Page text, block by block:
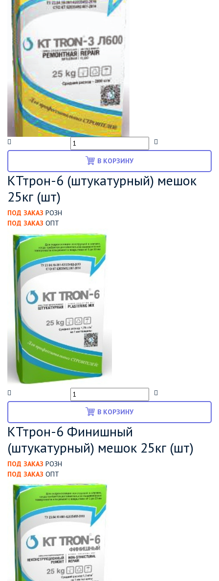
В КОРЗИНУ
КТтрон-6 (штукатурный) мешок
25кг (шт)
ПОД ЗАКАЗ РОЗН
ПОД ЗАКАЗ ОПТ
В КОРЗИНУ
КТтрон-6 Финишный
(штукатурный) мешок 25кг (шт)
ПОД ЗАКАЗ РОЗН
ПОД ЗАКАЗ ОПТ